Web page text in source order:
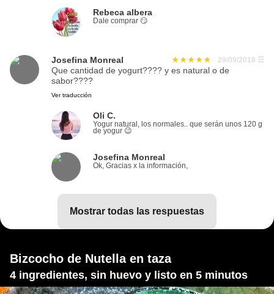
Rebeca albera
Dale comprar 😏
Josefina Monreal 29/09/2018 ☰
Que cantidad de yogurt???? y es natural o de
sabor????
Ver traducción
Oli C.
Yogur natural, los normales.. que serán unos 120 g
de yogur 😉
Josefina Monreal
Ok, Gracias x la información,
mostrar todas las respuestas
Bizcocho de Nutella en taza
4 ingredientes, sin huevo y listo en 5 minutos